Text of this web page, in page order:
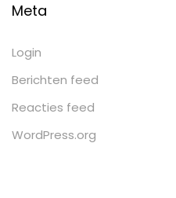
Meta
Login
Berichten feed
Reacties feed
WordPress.org